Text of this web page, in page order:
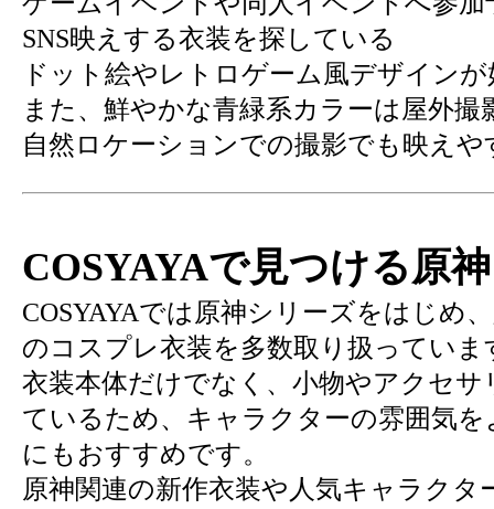
SNS映えする衣装を探している
ドット絵やレトロゲーム風デザインが
また、鮮やかな青緑系カラーは屋外
自然ロケーションでの撮影でも映え
COSYAYAで見つける原
COSYAYAでは原神シリーズをはじめ
のコスプレ衣装を多数取り扱っていま
衣装本体だけでなく、小物やアクセ
ているため、キャラクターの雰囲気
にもおすすめです。
原神関連の新作衣装や人気キャラク